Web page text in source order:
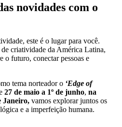
novidades com o
este é o lugar para você.
criatividade da América Latina,
o futuro, conectar pessoas e
tema norteador o ‘Edge of
27 de maio a 1º de junho, na
Janeiro, vamos explorar juntos os
e a imperfeição humana.